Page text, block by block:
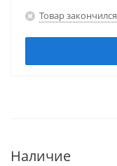
Товар закончился
Наличие